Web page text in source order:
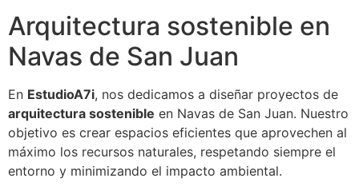
Arquitectura sostenible en
Navas de San Juan
En EstudioA7i, nos dedicamos a diseñar proyectos de
arquitectura sostenible en Navas de San Juan. Nuestro
objetivo es crear espacios eficientes que aprovechen al
máximo los recursos naturales, respetando siempre el
entorno y minimizando el impacto ambiental.